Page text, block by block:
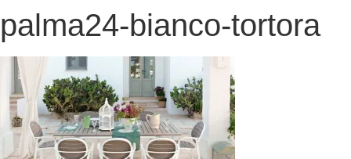
palma24-bianco-tortora